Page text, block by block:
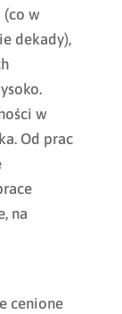
w
dekady),
w
Od prac
na
cenione